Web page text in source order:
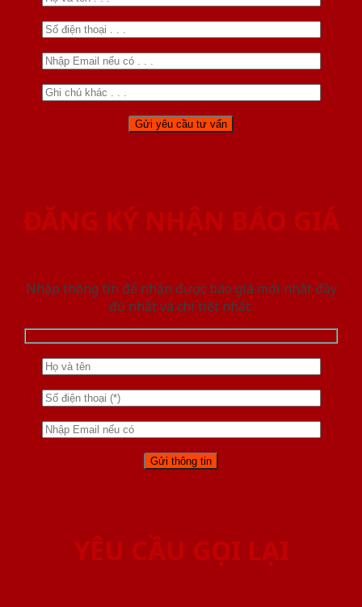
ĐĂNG KÝ NHẬN BÁO GIÁ
Nhập thông tin để nhận được báo giá mới nhât đầy
đủ nhất và chi tiết nhất.
YÊU CẦU GỌI LẠI